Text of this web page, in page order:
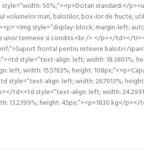
50%;”><p>Dotari standard:</
mari, balotilor, box-lor de fructe,
<img style=”display: block; margin-left:
unor termene si conditii.<br /> </p></td></
frontal pentru retinere baloti</
style=”text-align: left; width: 18.3801%;
left; width: 15.5763%; height:
align: left; width: 26.7913%;
td><td style=”text-align: left; width:
height: 45px;”><p>1830 kg</